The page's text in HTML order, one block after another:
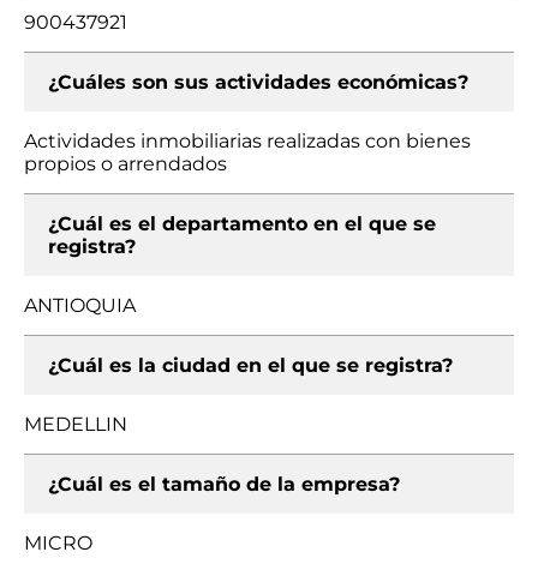
900437921
¿Cuáles son sus actividades económicas?
Actividades inmobiliarias realizadas con bienes
propios o arrendados
¿Cuál es el departamento en el que se
registra?
ANTIOQUIA
¿Cuál es la ciudad en el que se registra?
MEDELLIN
¿Cuál es el tamaño de la empresa?
MICRO